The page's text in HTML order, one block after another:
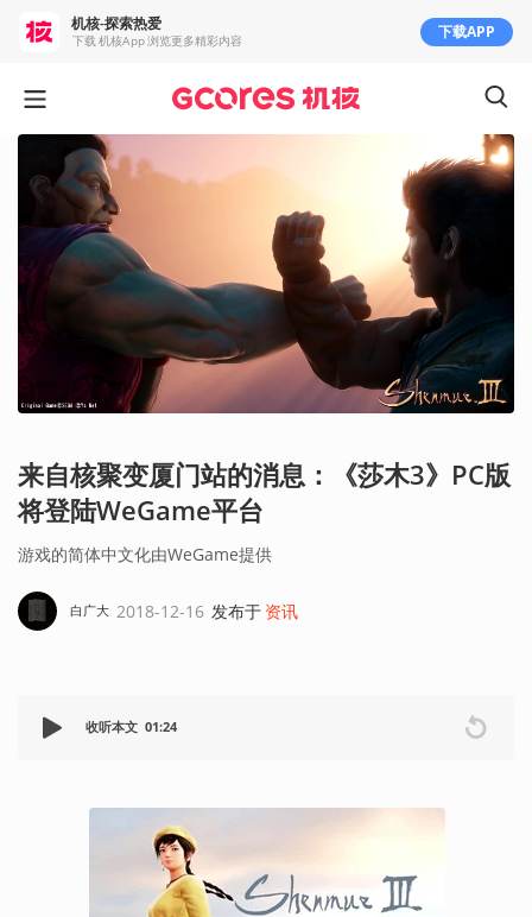
来自核聚变厦门站的消息：《莎木3》PC版
将登陆WeGame平台
游戏的简体中文化由WeGame提供
白广大 2018-12-16 发布于 资讯
收听本文 01:24
机核-探索热爱
下载 机核App 浏览更多精彩内容 下载APP